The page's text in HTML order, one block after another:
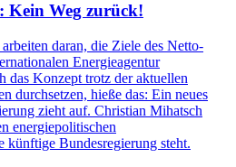
Kein Weg zurück!
daran, die Ziele des Netto-
Energieagentur
das Konzept trotz der aktuellen
durchsetzen, hieße das: Ein neues
zieht auf. Christian Mihatsch
energiepolitischen
künftige Bundesregierung steht.